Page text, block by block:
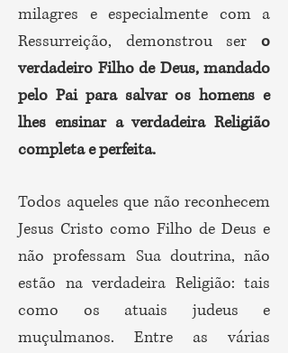
milagres e especialmente com a
Ressurreição, demonstrou ser o
verdadeiro Filho de Deus, mandado
pelo Pai para salvar os homens e
lhes ensinar a verdadeira Religião
completa e perfeita.
Todos aqueles que não reconhecem
Jesus Cristo como Filho de Deus e
não professam Sua doutrina, não
estão na verdadeira Religião: tais
como os atuais judeus e
muçulmanos. Entre as várias